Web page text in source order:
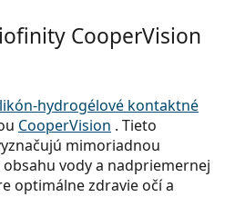
CooperVision
hydrogélové kontaktné
CooperVision . Tieto
mimoriadnou
vody a nadpriemernej
optimálne zdravie očí a